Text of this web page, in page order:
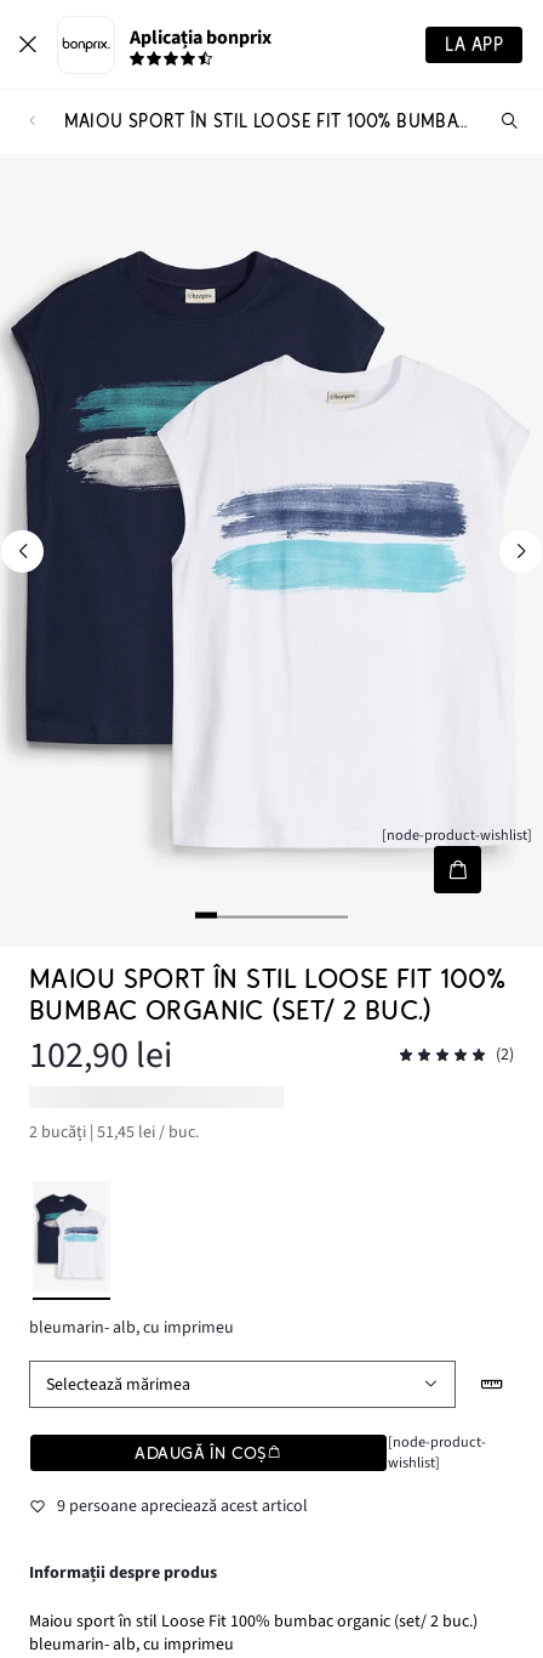
Aplicația bonprix LA APP
MAIOU SPORT ÎN STIL LOOSE FIT 100% BUMBAC ORGANIC (SET/ 2 BUC.)
[node-product-wishlist]
MAIOU SPORT ÎN STIL LOOSE FIT 100%
BUMBAC ORGANIC (SET/ 2 BUC.)
102,90 lei (2)
2 bucăți | 51,45 lei / buc.
bleumarin- alb, cu imprimeu
Selectează mărimea
ADAUGĂ ÎN COȘ
[node-product-
wishlist]
9 persoane apreciează acest articol
Informații despre produs
Maiou sport în stil Loose Fit 100% bumbac organic (set/ 2 buc.)
bleumarin- alb, cu imprimeu